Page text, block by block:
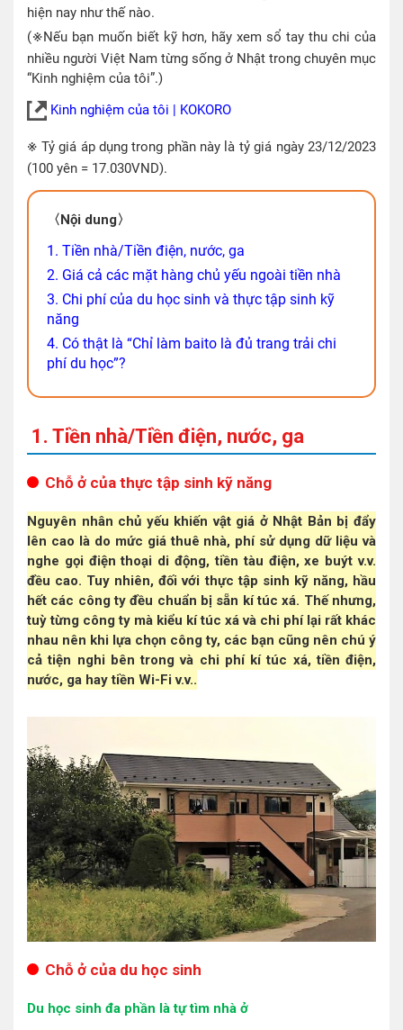
hiện nay như thế nào.
(※Nếu bạn muốn biết kỹ hơn, hãy xem sổ tay thu chi của
nhiều người Việt Nam từng sống ở Nhật trong chuyên mục
“Kinh nghiệm của tôi”.)
Kinh nghiệm của tôi | KOKORO
※ Tỷ giá áp dụng trong phần này là tỷ giá ngày 23/12/2023
(100 yên = 17.030VND).
〈Nội dung〉
1. Tiền nhà/Tiền điện, nước, ga
2. Giá cả các mặt hàng chủ yếu ngoài tiền nhà
3. Chi phí của du học sinh và thực tập sinh kỹ
năng
4. Có thật là “Chỉ làm baito là đủ trang trải chi
phí du học”?
1. Tiền nhà/Tiền điện, nước, ga
Chỗ ở của thực tập sinh kỹ năng
Nguyên nhân chủ yếu khiến vật giá ở Nhật Bản bị đẩy
lên cao là do mức giá thuê nhà, phí sử dụng dữ liệu và
nghe gọi điện thoại di động, tiền tàu điện, xe buýt v.v.
đều cao. Tuy nhiên, đối với thực tập sinh kỹ năng, hầu
hết các công ty đều chuẩn bị sẵn kí túc xá. Thế nhưng,
tuỳ từng công ty mà kiểu kí túc xá và chi phí lại rất khác
nhau nên khi lựa chọn công ty, các bạn cũng nên chú ý
cả tiện nghi bên trong và chi phí kí túc xá, tiền điện,
nước, ga hay tiền Wi-Fi v.v..
Chỗ ở của du học sinh
Du học sinh đa phần là tự tìm nhà ở